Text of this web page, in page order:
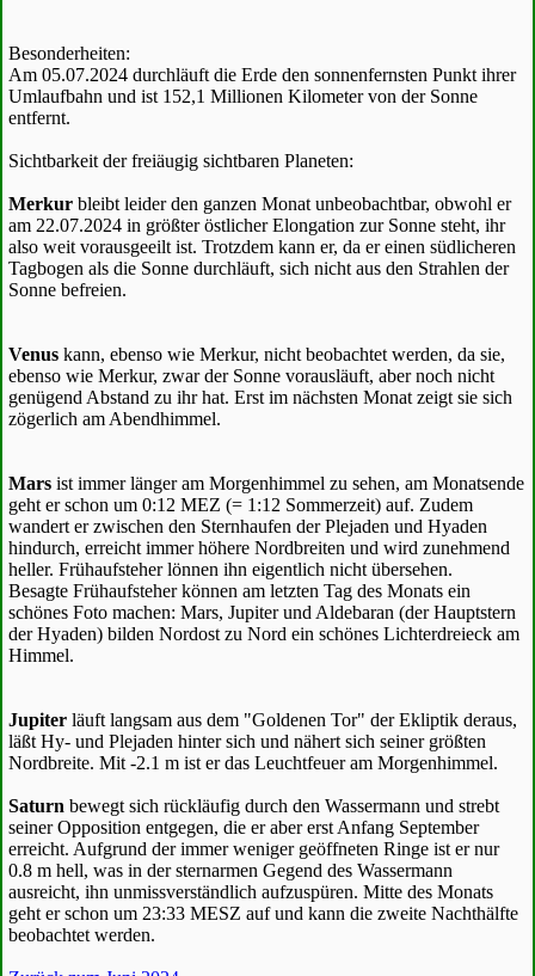
Besonderheiten:
Am 05.07.2024 durchläuft die Erde den sonnenfernsten Punkt ihrer
Umlaufbahn und ist 152,1 Millionen Kilometer von der Sonne
entfernt.
Sichtbarkeit der freiäugig sichtbaren Planeten:
Merkur bleibt leider den ganzen Monat unbeobachtbar, obwohl er
am 22.07.2024 in größter östlicher Elongation zur Sonne steht, ihr
also weit vorausgeeilt ist. Trotzdem kann er, da er einen südlicheren
Tagbogen als die Sonne durchläuft, sich nicht aus den Strahlen der
Sonne befreien.
Venus kann, ebenso wie Merkur, nicht beobachtet werden, da sie,
ebenso wie Merkur, zwar der Sonne vorausläuft, aber noch nicht
genügend Abstand zu ihr hat. Erst im nächsten Monat zeigt sie sich
zögerlich am Abendhimmel.
Mars ist immer länger am Morgenhimmel zu sehen, am Monatsende
geht er schon um 0:12 MEZ (= 1:12 Sommerzeit) auf. Zudem
wandert er zwischen den Sternhaufen der Plejaden und Hyaden
hindurch, erreicht immer höhere Nordbreiten und wird zunehmend
heller. Frühaufsteher lönnen ihn eigentlich nicht übersehen.
Besagte Frühaufsteher können am letzten Tag des Monats ein
schönes Foto machen: Mars, Jupiter und Aldebaran (der Hauptstern
der Hyaden) bilden Nordost zu Nord ein schönes Lichterdreieck am
Himmel.
Jupiter läuft langsam aus dem "Goldenen Tor" der Ekliptik deraus,
läßt Hy- und Plejaden hinter sich und nähert sich seiner größten
Nordbreite. Mit -2.1 m ist er das Leuchtfeuer am Morgenhimmel.
Saturn bewegt sich rückläufig durch den Wassermann und strebt
seiner Opposition entgegen, die er aber erst Anfang September
erreicht. Aufgrund der immer weniger geöffneten Ringe ist er nur
0.8 m hell, was in der sternarmen Gegend des Wassermann
ausreicht, ihn unmissverständlich aufzuspüren. Mitte des Monats
geht er schon um 23:33 MESZ auf und kann die zweite Nachthälfte
beobachtet werden.